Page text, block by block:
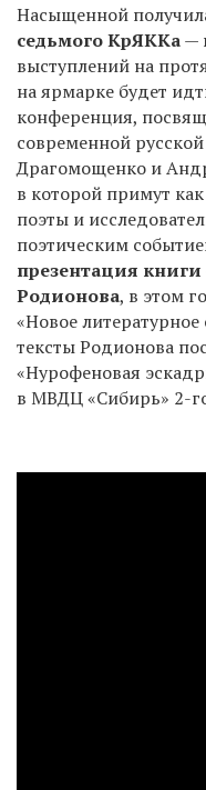
Насыщенной
седьмого КрЯККа—
выступлений на
на ярмарке будет
конференция,
современной
Драгомощенко и
в которой примут
поэты и
поэтическим
презентация
Родионова, в этом
«Новое
тексты Родионова
«Нурофеновая
в МВДЦ «Сибирь» 2-